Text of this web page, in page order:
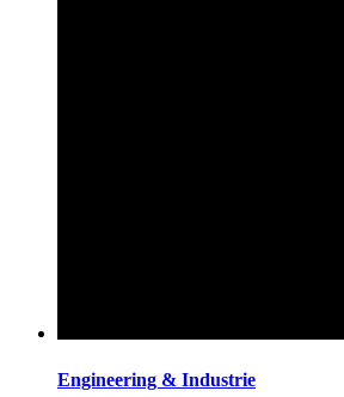
Engineering & Industrie